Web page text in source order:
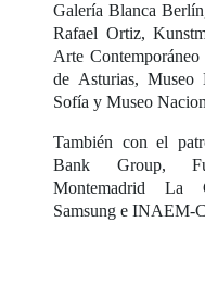
Galería Blanca
Rafael Ortiz,
Arte
de Asturias, Museo
Sofía y Museo
También con el
Bank Group,
Montemadrid La
Samsung e INAEM-